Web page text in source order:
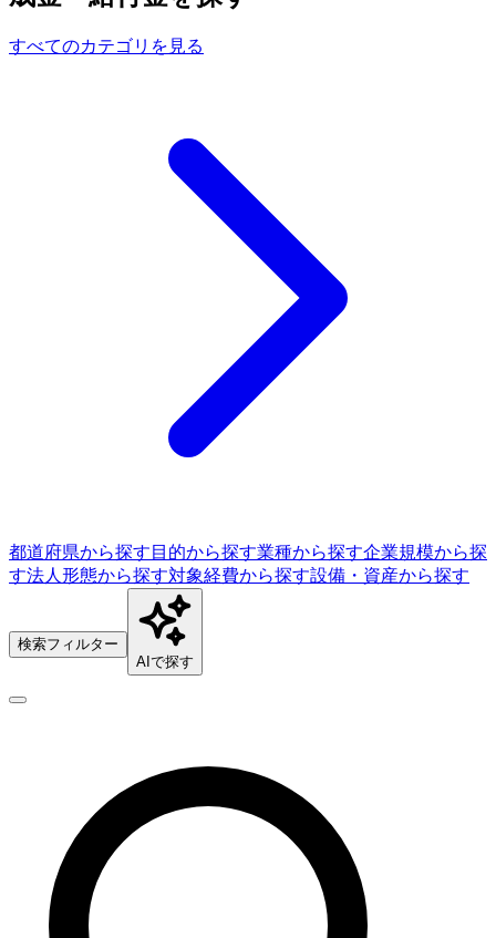
すべてのカテゴリを見る
都道府県から探す 目的から探す業種から探す企業規模から探
す法人形態から探す対象経費から探す設備・資産から探す
検索フィルター
AIで探す